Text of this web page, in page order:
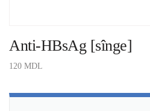
Anti-HBsAg [sînge]
120 MDL